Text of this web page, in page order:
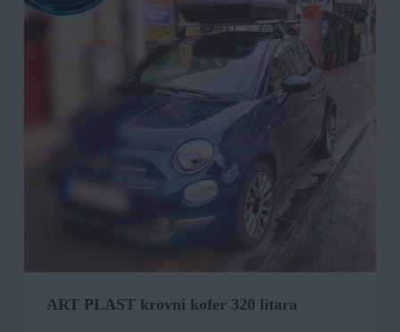
ART PLAST krovni kofer 320 litara